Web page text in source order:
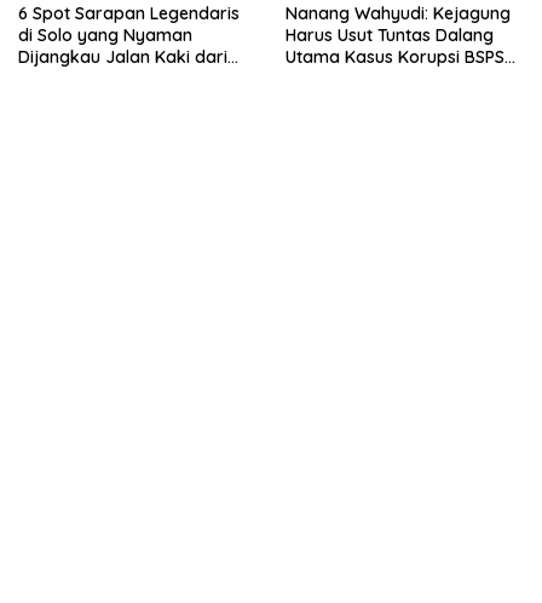
6 Spot Sarapan Legendaris
di Solo yang Nyaman
Dijangkau Jalan Kaki dari
Nanang Wahyudi: Kejagung
Harus Usut Tuntas Dalang
Utama Kasus Korupsi BSPS